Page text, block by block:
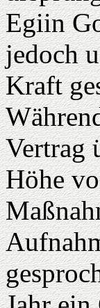
Egiin
jedoch
Kraft
Vertrag
Höhe